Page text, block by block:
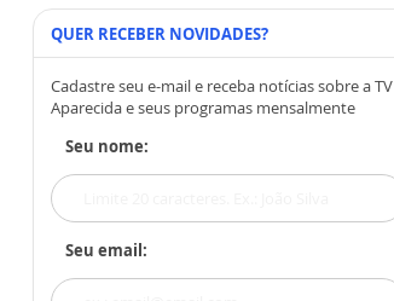
QUER RECEBER NOVIDADES?
Cadastre seu e-mail e receba notícias sobre a TV
Aparecida e seus programas mensalmente
Seu nome:
Seu email: